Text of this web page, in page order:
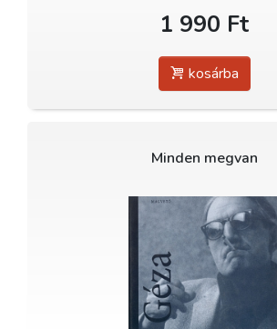
1 990 Ft
kosárba
Minden megvan